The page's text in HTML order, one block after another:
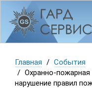
Главная
События
Охранно-пожарная
нарушение правил